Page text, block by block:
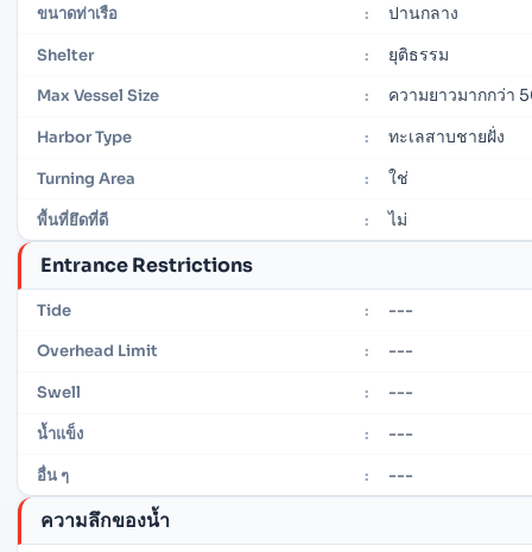
ขนาดท่าเรือ : ปานกลาง
Shelter : ยุติธรรม
Max Vessel Size : ความยาวมากกว่า
Harbor Type : ทะเลสาบชายฝั่ง
Turning Area : ใช่
พื้นที่ยึดที่ดี : ไม่
Entrance Restrictions
Tide : ---
Overhead Limit : ---
Swell : ---
น้ำแข็ง : ---
อื่น ๆ : ---
ความลึกของน้ำ